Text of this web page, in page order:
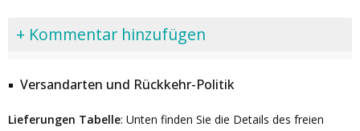
+ Kommentar hinzufügen
Versandarten und Rückkehr-Politik
Lieferungen Tabelle: Unten finden Sie die Details des freien